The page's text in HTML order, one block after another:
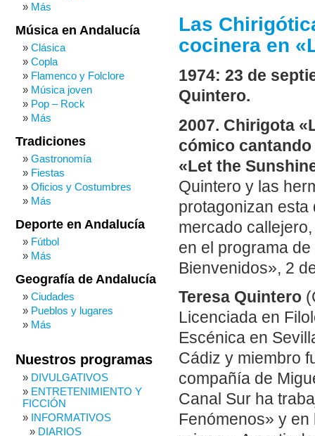
Las
cocinera en
1974: 23 de
Quintero.
2007. Chirigota
cómico cantando
«Let the
Quintero y las
protagonizan esta
mercado
en el programa
Bienvenidos», 2
Teresa Quintero
Licenciada en
Escénica en
Cádiz y miembro
compañía de
Canal Sur ha
Fenómenos» y
Más
Música en Andalucía
Clásica
Copla
Flamenco y Folclore
Música joven
Pop – Rock
Más
Tradiciones
Gastronomía
Fiestas
Oficios y Costumbres
Más
Deporte en Andalucía
Fútbol
Más
Geografía de Andalucía
Ciudades
Pueblos y lugares
Más
Nuestros programas
DIVULGATIVOS
ENTRETENIMIENTO Y
FICCIÓN
INFORMATIVOS
DIARIOS